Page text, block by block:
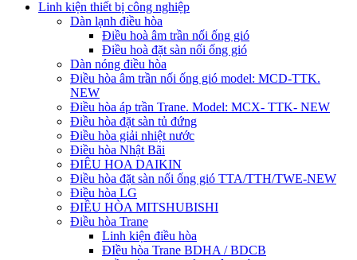
Linh kiện thiết bị công nghiệp
Dàn lạnh điều hòa
Điều hoà âm trần nối ống gió
Điều hoà đặt sàn nối ống gió
Dàn nóng điều hòa
Điều hòa âm trần nối ống gió model: MCD-TTK.
NEW
Điều hòa áp trần Trane. Model: MCX- TTK- NEW
Điều hòa đặt sàn tủ đứng
Điều hòa giải nhiệt nước
Điều hòa Nhật Bãi
ĐIÊU HOA DAIKIN
Điều hòa đặt sàn nối ống gió TTA/TTH/TWE-NEW
Điều hòa LG
ĐIỀU HÒA MITSHUBISHI
Điều hòa Trane
Linh kiện điều hòa
ĐIều hòa Trane BDHA / BDCB